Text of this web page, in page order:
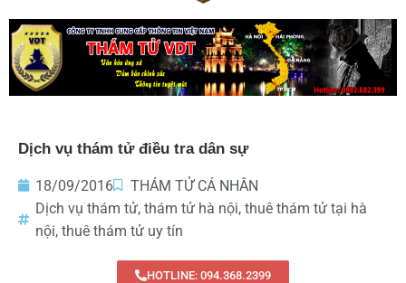
Dịch vụ thám tử điều tra dân sự
18/09/2016
THÁM TỬ CÁ NHÂN
Dịch vụ thám tử, thám tử hà nội, thuê thám tử tại hà
nội, thuê thám tử uy tín
HOTLINE: 094.368.2399